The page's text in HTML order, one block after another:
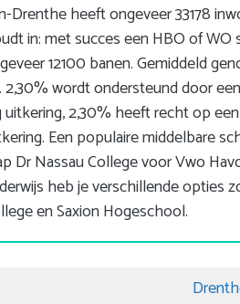
Drenthe heeft ongeveer 33178
in: met succes een HBO of
12100 banen. Gemiddeld
wordt ondersteund door
2,30% heeft recht op
Een populaire middelbare
Dr Nassau College voor Vwo
heb je verschillende opties
en Saxion Hogeschool.